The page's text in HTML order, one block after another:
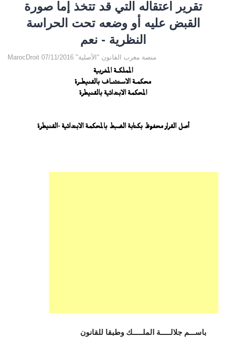
تقرير اعتقاله التي قد تتخذ إما صورة
القبض عليه أو وضعه تحت الحراسة
النظرية - نعم
MarocDroit منصة مغرب القانون "الأصلية" 07/11/2016
المملكــة المغربية
محكمـة الاستئنــاف بالقنيطــرة
المحكمة الابتدائية بالقنيطرة
أصل القرار محفوظ بكتابة الضبط بالمحكمة الابتدائية -القنيطرة
باســـم جلالـــــة الملـــــك وطبقا للقانون